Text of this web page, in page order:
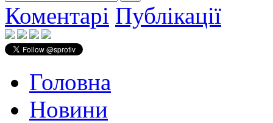
Коментарі Публікації
Головна
Новини